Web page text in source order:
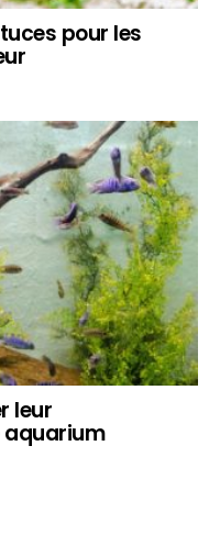
pour les
leur
aquarium